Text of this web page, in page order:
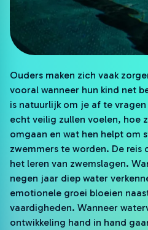
Ouders maken zich vaak
vooral wanneer hun kind net
is natuurlijk om je af te
echt veilig zullen voelen, hoe
omgaan en wat hen helpt om
zwemmers te worden. De
het leren van zwemslagen.
negen jaar diep water
emotionele groei bloeien
vaardigheden. Wanneer
ontwikkeling hand in hand